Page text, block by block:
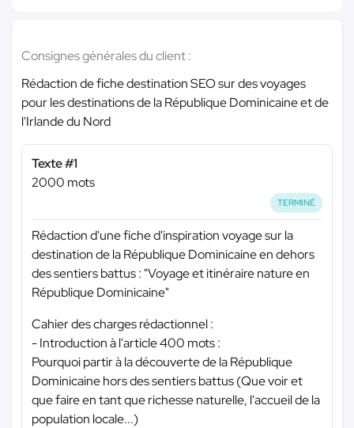
Consignes générales du client :
Rédaction de fiche destination SEO sur des voyages
pour les destinations de la République Dominicaine et de
l'Irlande du Nord
Texte #1
2000 mots
TERMINÉ
Rédaction d'une fiche d'inspiration voyage sur la
destination de la République Dominicaine en dehors
des sentiers battus : "Voyage et itinéraire nature en
République Dominicaine"
Cahier des charges rédactionnel :
- Introduction à l'article 400 mots :
Pourquoi partir à la découverte de la République
Dominicaine hors des sentiers battus (Que voir et
que faire en tant que richesse naturelle, l'accueil de la
population locale...)